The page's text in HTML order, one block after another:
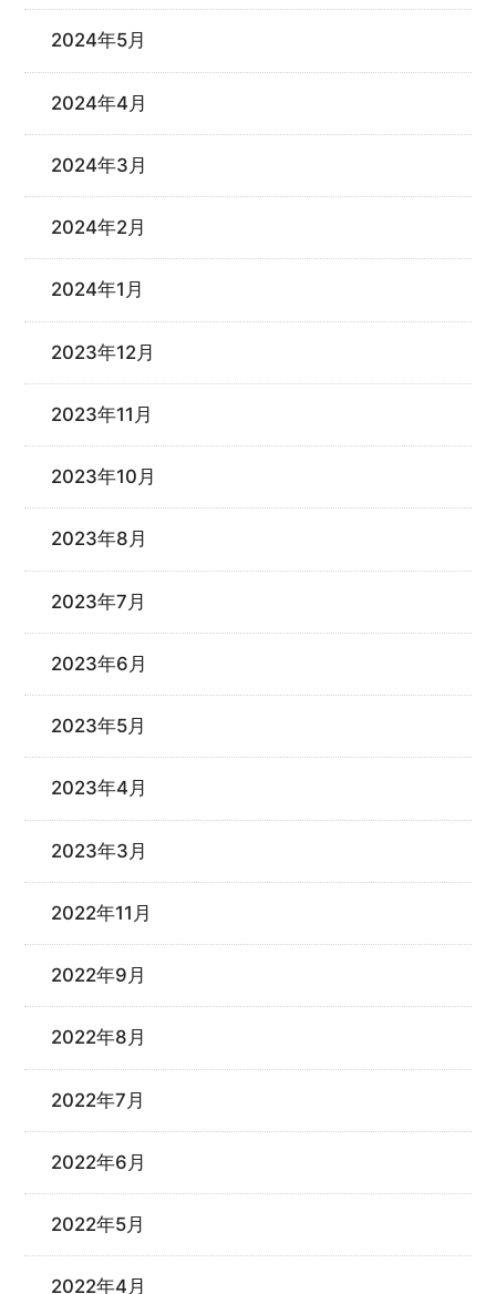
2024年5月
2024年4月
2024年3月
2024年2月
2024年1月
2023年12月
2023年11月
2023年10月
2023年8月
2023年7月
2023年6月
2023年5月
2023年4月
2023年3月
2022年11月
2022年9月
2022年8月
2022年7月
2022年6月
2022年5月
2022年4月